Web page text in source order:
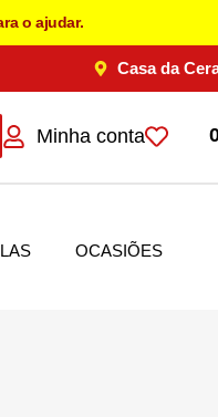
o ajudar.
Casa da
Minha conta
OCASIÕES